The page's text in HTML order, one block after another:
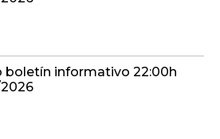
boletín informativo 22:00h